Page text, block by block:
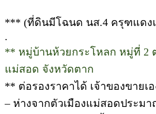
*** (ที่ดินมีโฉนด นส.4 ครุฑแดง
.
** หมู่บ้านห้วยกระโหลก หมู่ที่ 2
แม่สอด จังหวัดตาก
** ต่อรองราคาได้ เจ้าของขายเอ
– ห่างจากตัวเมืองแม่สอดประมา